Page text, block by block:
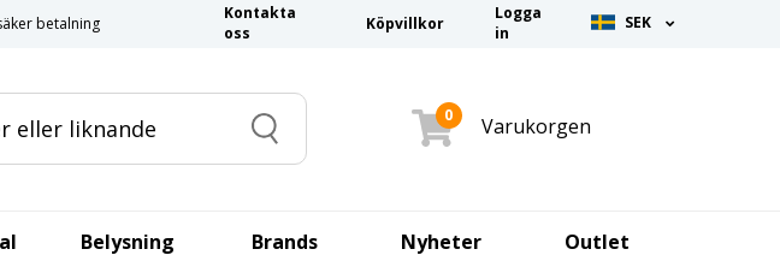
betalning
Kontakta
oss
Köpvillkor
Logga
in
SEK
Search
0 Varukorgen
Belysning Brands Nyheter Outlet